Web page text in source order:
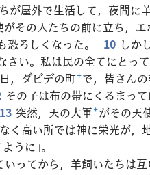
が屋外で生活して，夜間に
その人たちの前に立ち，
恐ろしくなった。
10 しか
さい。私は民の全てにとっ
，ダビデの町+で，皆さん
その子は布の帯にくるまっ
13 突然，天の大軍+がその天
なく高い所では神に栄光が，
うに」。
ってから，羊飼いたちは互